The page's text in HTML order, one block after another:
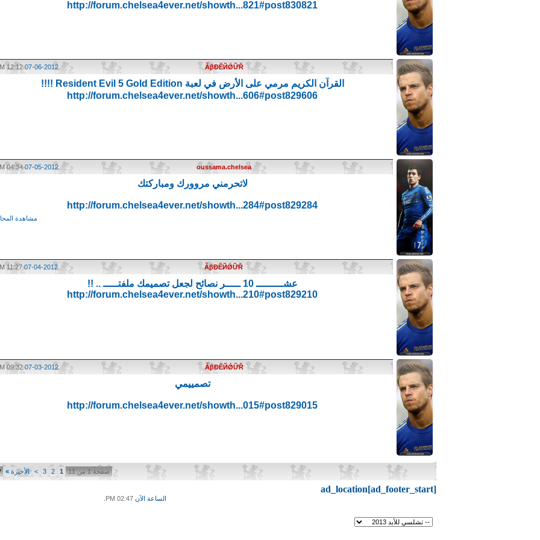
http://forum.chelsea4ever.net/showth...821#post830821
07-06-2012
12:12 PM ẪβĐẼЙǾỮŘ
القرآن الكريم مرمي على الأرض في لعبة Resident Evil 5 Gold Edition !!!!
http://forum.chelsea4ever.net/showth...606#post829606
07-05-2012
04:34 AM oussama.chelsea
لاتحرمني مروورك ومباركتك
http://forum.chelsea4ever.net/showth...284#post829284
مشاهدة
07-04-2012
11:27 PM ẪβĐẼЙǾỮŘ
عشـــــــــ 10 ـــــر نصائح لجعل تصميمك ملفتـــــ .. !!
http://forum.chelsea4ever.net/showth...210#post829210
07-03-2012
09:32 PM ẪβĐẼЙǾỮŘ
تصمييمي
http://forum.chelsea4ever.net/showth...015#post829015
صفحة 1 من 11 1
2
3
> الأخيرة »
ad_location[ad_footer_start]
الساعة الآن 02:47 PM